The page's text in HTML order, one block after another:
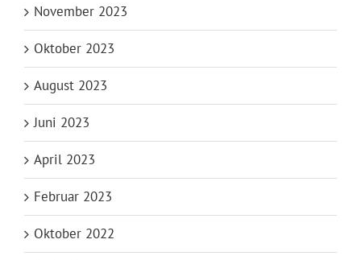
November 2023
Oktober 2023
August 2023
Juni 2023
April 2023
Februar 2023
Oktober 2022